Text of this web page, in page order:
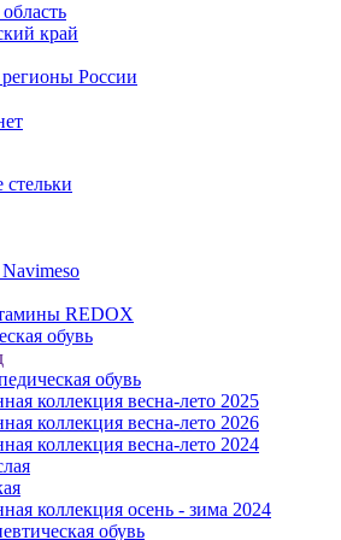
край
России
REDOX
обувь
обувь
коллекция весна-лето 2025
коллекция весна-лето 2026
коллекция весна-лето 2024
коллекция осень - зима 2024
обувь